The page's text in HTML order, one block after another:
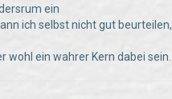
ein
ich selbst nicht gut
ein wahrer Kern dabei sein.